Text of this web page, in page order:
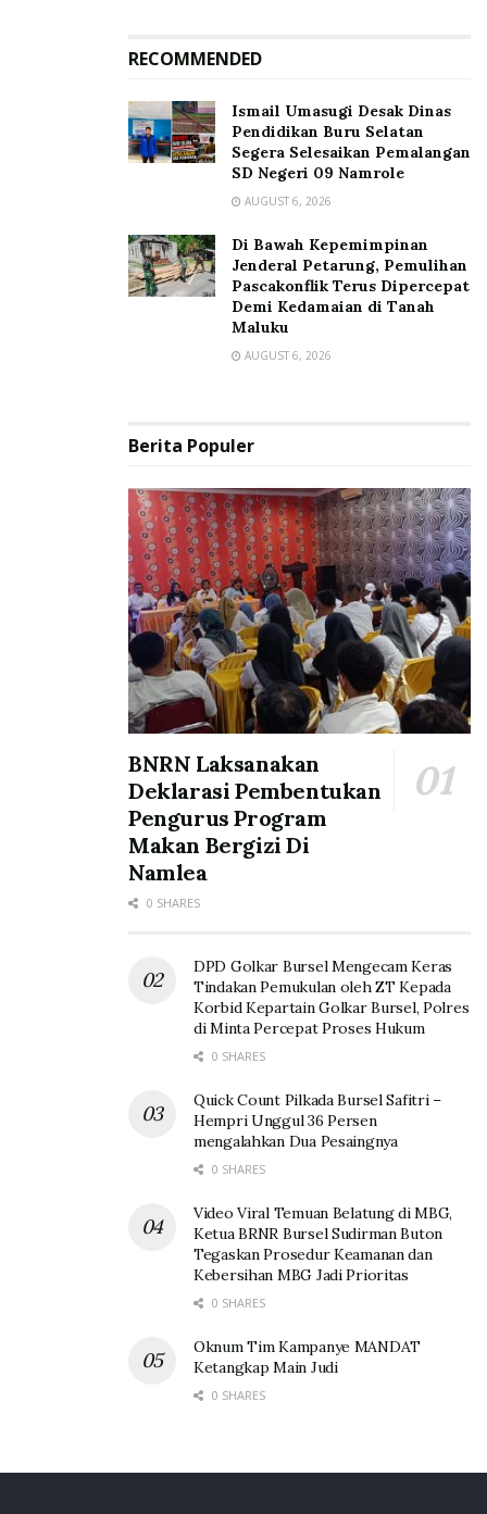
RECOMMENDED
Ismail Umasugi Desak Dinas
Pendidikan Buru Selatan
Segera Selesaikan Pemalangan
SD Negeri 09 Namrole
AUGUST 6, 2026
Di Bawah Kepemimpinan
Jenderal Petarung, Pemulihan
Pascakonflik Terus Dipercepat
Demi Kedamaian di Tanah
Maluku
AUGUST 6, 2026
Berita Populer
BNRN Laksanakan
Deklarasi Pembentukan
Pengurus Program
Makan Bergizi Di
Namlea
0 SHARES
DPD Golkar Bursel Mengecam Keras
Tindakan Pemukulan oleh ZT Kepada
Korbid Kepartain Golkar Bursel, Polres
di Minta Percepat Proses Hukum
0 SHARES
Quick Count Pilkada Bursel Safitri –
Hempri Unggul 36 Persen
mengalahkan Dua Pesaingnya
0 SHARES
Video Viral Temuan Belatung di MBG,
Ketua BRNR Bursel Sudirman Buton
Tegaskan Prosedur Keamanan dan
Kebersihan MBG Jadi Prioritas
0 SHARES
Oknum Tim Kampanye MANDAT
Ketangkap Main Judi
0 SHARES